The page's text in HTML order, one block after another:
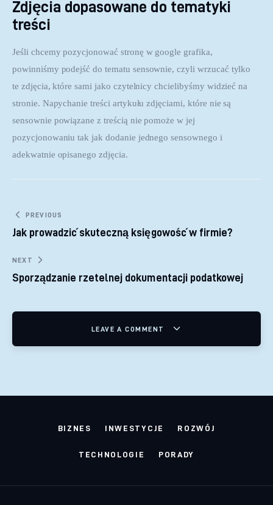
Zdjęcia dopasowane do tematyki
treści
Jeśli chcemy pozycjonować stronę w google grafika,
powinniśmy podejść do tematu sensownie, czyli wrzucać tylko
te zdjęcia, które sami jako czytelnicy chcielibyśmy widzieć na
stronie. Napychanie treści artykułu zdjęciami, które nie są
sensownie powiązane z treścią nie pomoże w jej
pozycjonowaniu tak jak dodanie jednego sensownego i
adekwatnie opisanego zdjęcia.
Nawigacja wpisu
PREVIOUS
Jak prowadzić skuteczną księgowość w firmie?
NEXT
Sporządzanie rzetelnej dokumentacji podatkowej
LEAVE A COMMENT
BIZNES INWESTYCJE ROZWÓJ
TECHNOLOGIE PORADY